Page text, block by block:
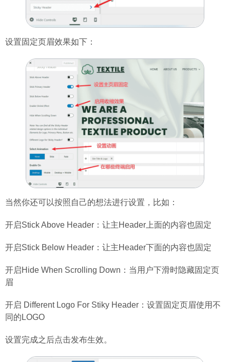
设置固定页眉效果如下：
当然你还可以按照自己的想法进行设置，比如：
开启Stick Above Header：让主Header上面的内容也固定
开启Stick Below Header：让主Header下面的内容也固定
开启Hide When Scrolling Down：当用户下滑时隐藏固定页
眉
开启 Different Logo For Stiky Header：设置固定页眉使用不
同的LOGO
设置完成之后点击发布生效。